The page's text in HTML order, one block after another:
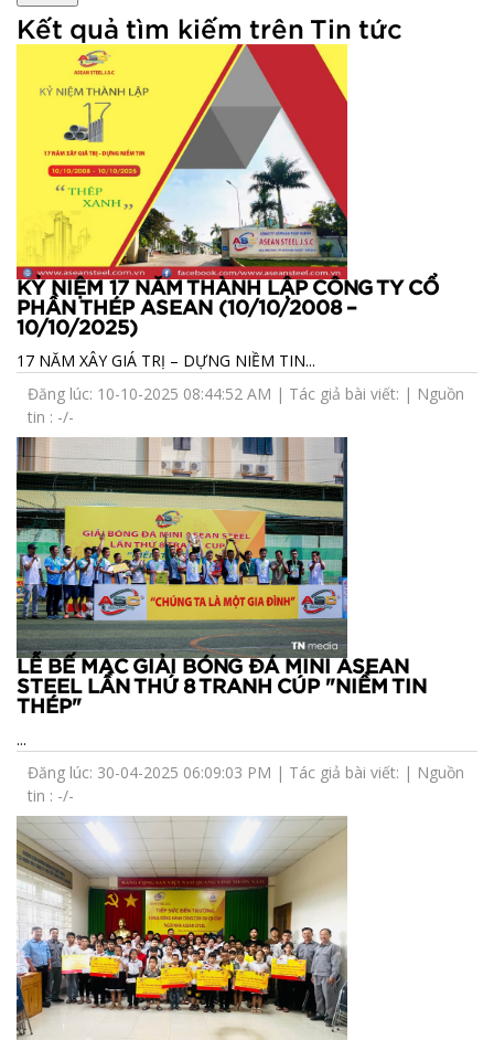
Kết quả tìm kiếm trên Tin tức
KỶ NIỆM 17 NĂM THÀNH LẬP CÔNG TY CỔ
PHẦN THÉP ASEAN (10/10/2008 –
10/10/2025)
17 NĂM XÂY GIÁ TRỊ – DỰNG NIỀM TIN...
Đăng lúc: 10-10-2025 08:44:52 AM | Tác giả bài viết: | Nguồn
tin : -/-
LỄ BẾ MẠC GIẢI BÓNG ĐÁ MINI ASEAN
STEEL LẦN THỨ 8 TRANH CÚP "NIỀM TIN
THÉP"
...
Đăng lúc: 30-04-2025 06:09:03 PM | Tác giả bài viết: | Nguồn
tin : -/-